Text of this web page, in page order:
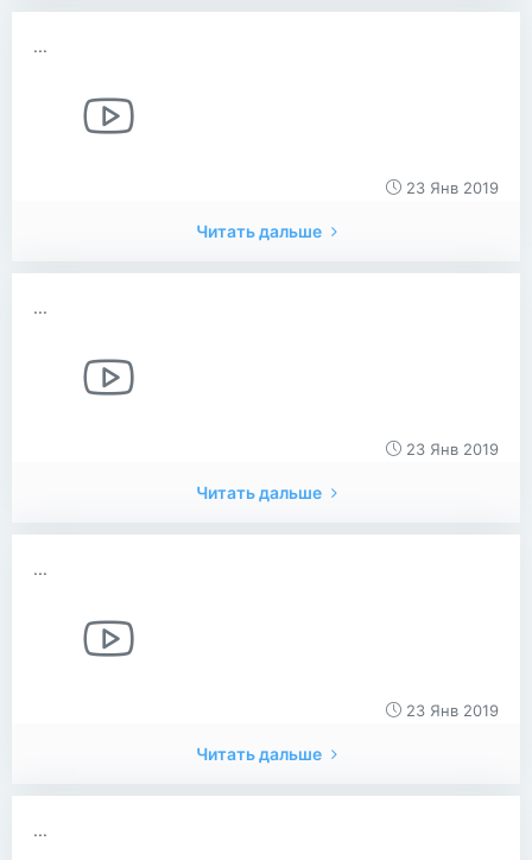
...
23 Янв 2019
Читать дальше
...
23 Янв 2019
Читать дальше
...
23 Янв 2019
Читать дальше
...